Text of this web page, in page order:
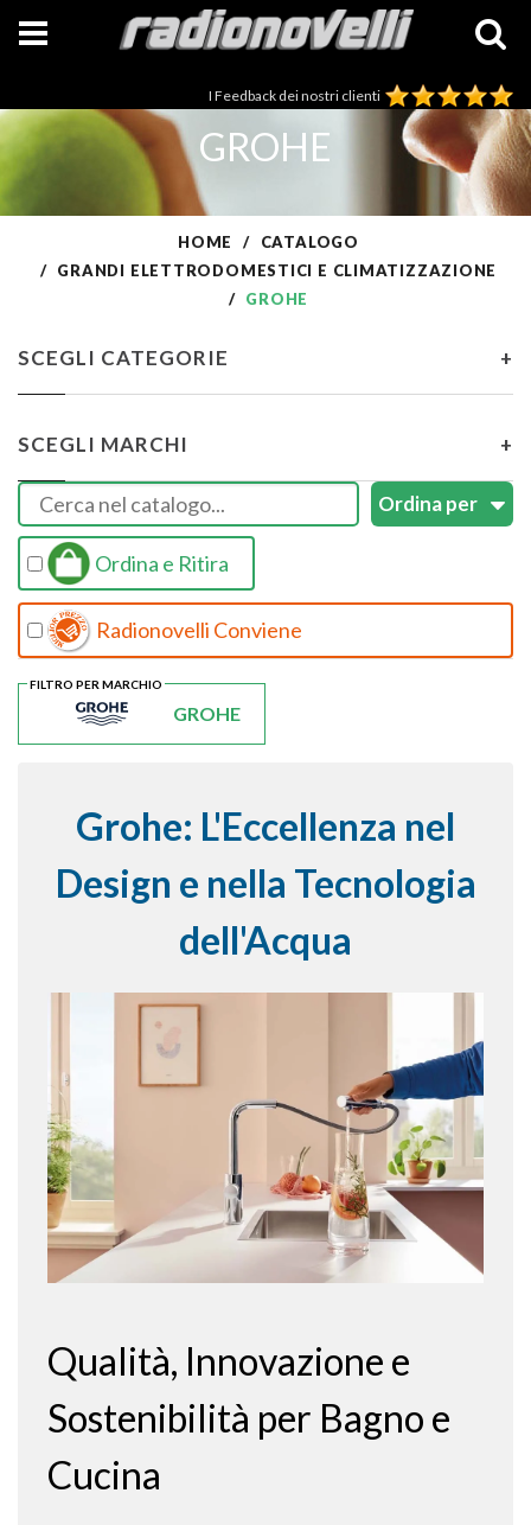
I Feedback dei nostri clienti
GROHE
HOME
CATALOGO
GRANDI ELETTRODOMESTICI E CLIMATIZZAZIONE
GROHE
SCEGLI CATEGORIE +
SCEGLI MARCHI +
Ordina e Ritira
Radionovelli Conviene
GROHE
FILTRO PER MARCHIO
Grohe: L'Eccellenza nel
Design e nella Tecnologia
dell'Acqua
Qualità, Innovazione e
Sostenibilità per Bagno e
Cucina